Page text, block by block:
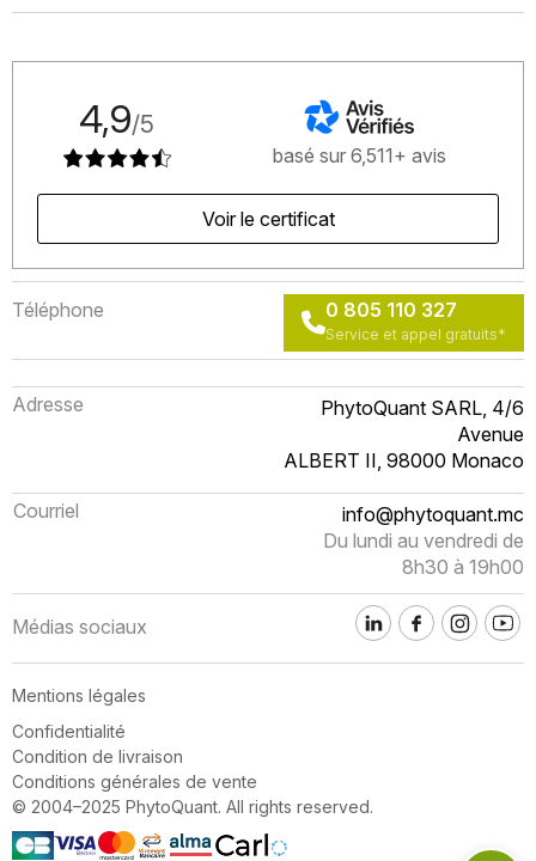
4,9/5
basé sur 6,511+ avis
Voir le certificat
Téléphone 0 805 110 327
Service et appel gratuits*
Adresse
PhytoQuant SARL, 4/6
Avenue
ALBERT II, 98000 Monaco
Courriel
info@phytoquant.mc
Du lundi au vendredi de
8h30 à 19h00
Médias sociaux
Mentions légales
Confidentialité
Condition de livraison
© 2004–2025 PhytoQuant. All rights reserved.
Conditions générales de vente